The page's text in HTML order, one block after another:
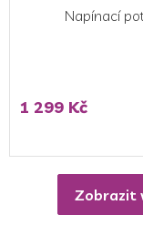
Napínací
1 299 Kč
Zobrazit